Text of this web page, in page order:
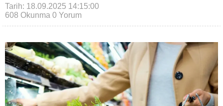
Tarih: 18.09.2025 14:15:00
608 Okunma 0 Yorum